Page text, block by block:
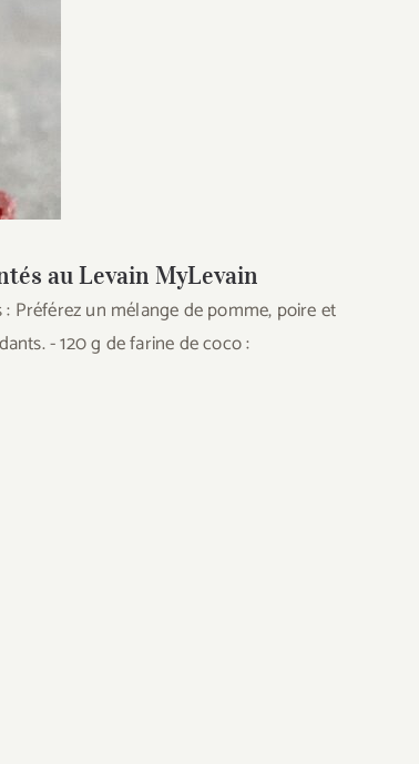
au Levain MyLevain
Préférez un mélange de pomme, poire et
- 120 g de farine de coco :